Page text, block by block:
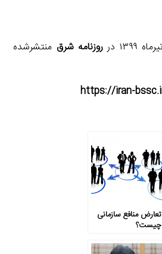
روزنامه شرق منتشرشده
تعارض منافع سازمانی
چیست؟